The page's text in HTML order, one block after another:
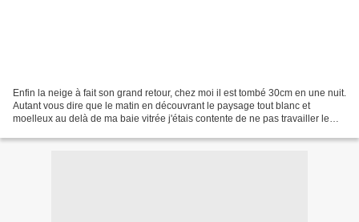
Enfin la neige à fait son grand retour, chez moi il est tombé 30cm en une nuit.
Autant vous dire que le matin en découvrant le paysage tout blanc et
moelleux au delà de ma baie vitrée j'étais contente de ne pas travailler le